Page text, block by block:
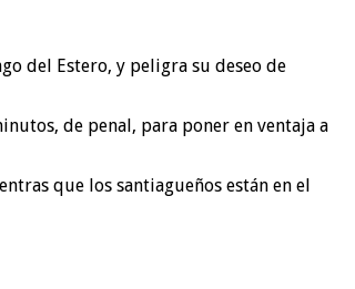
del Estero, y peligra su deseo de
de penal, para poner en ventaja a
que los santiagueños están en el